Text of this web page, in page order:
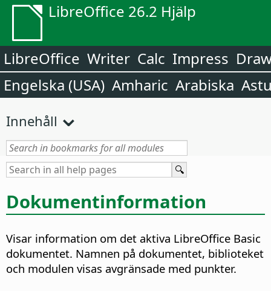
LibreOffice 26.2 Hjälp
LibreOffice Writer Calc Impress
Engelska (USA) Amharic Arabiska
Innehåll
Dokumentinformation
Visar information om det aktiva LibreOffice Basic
dokumentet. Namnen på dokumentet, biblioteket
och modulen visas avgränsade med punkter.